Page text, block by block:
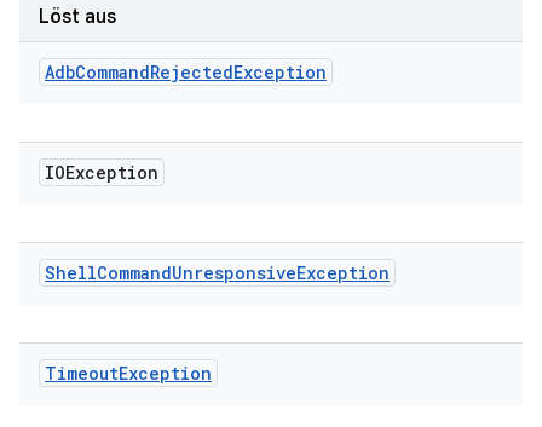
Löst aus
AdbCommandRejectedException
IOException
ShellCommandUnresponsiveException
TimeoutException